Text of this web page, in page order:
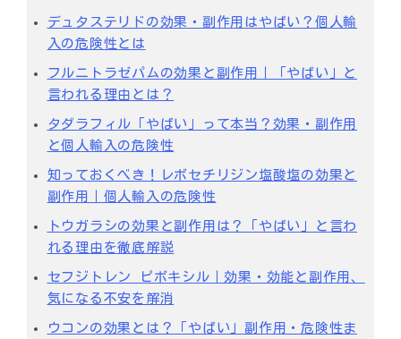
デュタステリドの効果・副作用はやばい？個人輸
入の危険性とは
フルニトラゼパムの効果と副作用｜「やばい」と
言われる理由とは？
タダラフィル「やばい」って本当？効果・副作用
と個人輸入の危険性
知っておくべき！レボセチリジン塩酸塩の効果と
副作用｜個人輸入の危険性
トウガラシの効果と副作用は？「やばい」と言わ
れる理由を徹底解説
セフジトレン ピボキシル｜効果・効能と副作用、
気になる不安を解消
ウコンの効果とは？「やばい」副作用・危険性ま